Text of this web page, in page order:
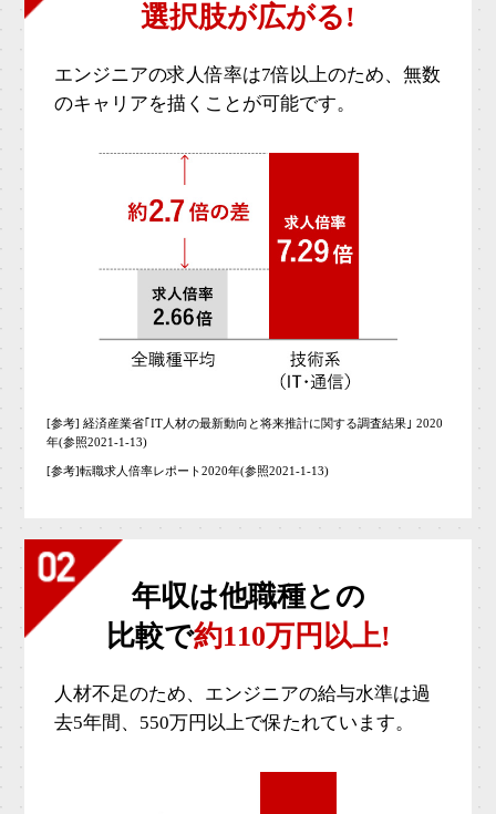
選択肢が広がる!
エンジニアの求人倍率は7倍以上のため、無数
のキャリアを描くことが可能です。
[参考] 経済産業省｢IT人材の最新動向と将来推計に関する調査結果｣ 2020
年(参照2021-1-13)
[参考]転職求人倍率レポート2020年(参照2021-1-13)
年収は他職種との
比較で約110万円以上!
人材不足のため、エンジニアの給与水準は過
去5年間、550万円以上で保たれています。